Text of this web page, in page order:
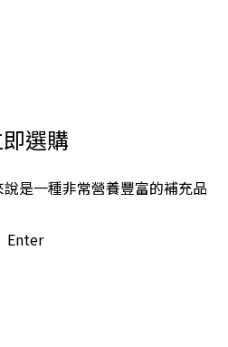
選購
是一種非常營養豐富的補充品
Enter